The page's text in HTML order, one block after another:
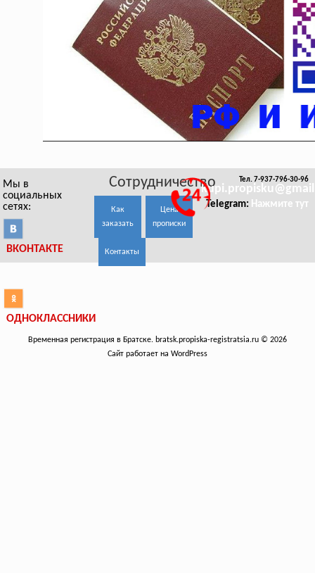
Мы в
социальных
сетях:
ВКОНТАКТЕ
ОДНОКЛАССНИКИ
Сотрудничество
Как
заказать
Цена
прописки
Контакты
Тел. 7-937-796-30-96
Telegram: Нажмите тут
Временная регистрация в Братске. bratsk.propiska-registratsia.ru © 2026
Сайт работает на WordPress